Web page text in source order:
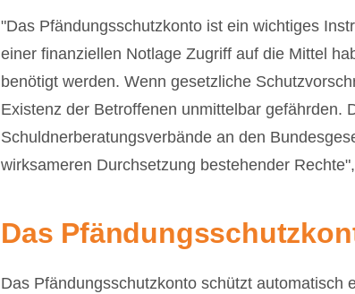
"Das Pfändungsschutzkonto ist ein wichtiges
einer finanziellen Notlage Zugriff auf die Mittel
benötigt werden. Wenn gesetzliche
Existenz der Betroffenen unmittelbar gefährden.
Schuldnerberatungsverbände an den
wirksameren Durchsetzung bestehender
Das
Das Pfändungsschutzkonto schützt